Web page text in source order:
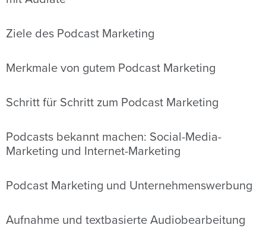
Ziele des Podcast Marketing
Merkmale von gutem Podcast Marketing
Schritt für Schritt zum Podcast Marketing
Podcasts bekannt machen: Social-Media-
Marketing und Internet-Marketing
Podcast Marketing und Unternehmenswerbung
Aufnahme und textbasierte Audiobearbeitung